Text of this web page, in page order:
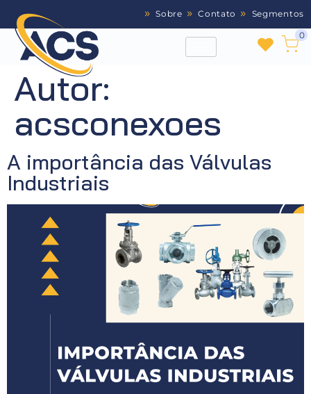
Sobre Contato Segmentos
0
Autor:
acsconexoes
A importância das Válvulas
Industriais